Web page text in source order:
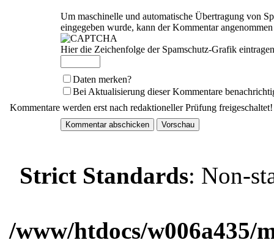
Um maschinelle und automatische Übertragung von
eingegeben wurde, kann der Kommentar
Hier die Zeichenfolge der Spamschutz-Grafik
Daten merken?
Bei Aktualisierung dieser Kommentare
Kommentare werden erst nach redaktioneller Prüfung freigeschaltet!
Strict Standards: Non-
/www/htdocs/w006a435/